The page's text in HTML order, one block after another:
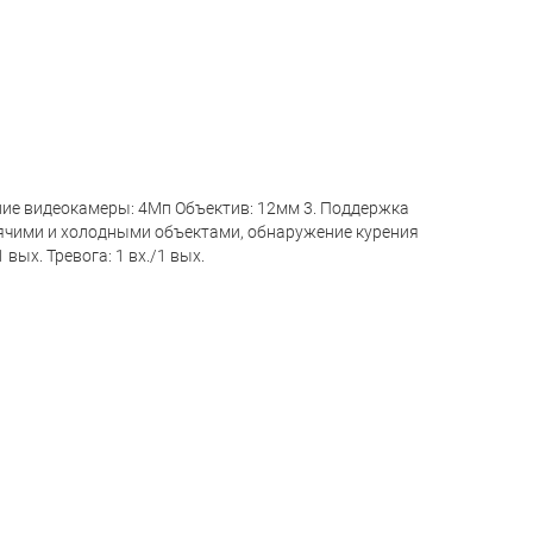
видеокамеры: 4Mп Объектив: 12мм 3. Поддержка
и холодными объектами, обнаружение курения
вых. Тревога: 1 вх./1 вых.